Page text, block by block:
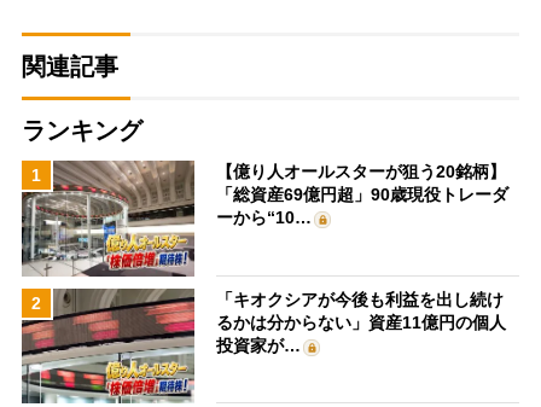
関連記事
ランキング
1
【億り人オールスターが狙う20銘柄】
「総資産69億円超」90歳現役トレーダ
ーから“10…
2
「キオクシアが今後も利益を出し続け
るかは分からない」資産11億円の個人
投資家が…